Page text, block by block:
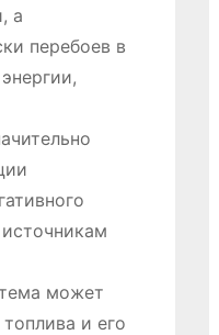
а
перебоев в
может
и его